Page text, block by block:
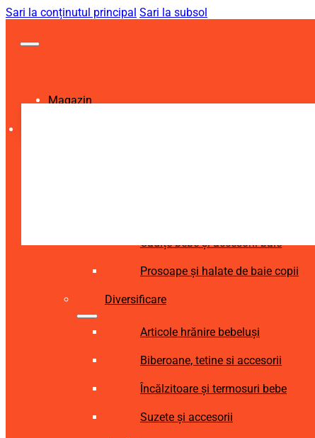
Sari la conținutul principal Sari la subsol
Magazin
Cădițe bebe și accesorii baie
Prosoape și halate de baie copii
Diversificare
Articole hrănire bebeluși
Biberoane, tetine si accesorii
Încălzitoare și termosuri bebe
Suzete și accesorii